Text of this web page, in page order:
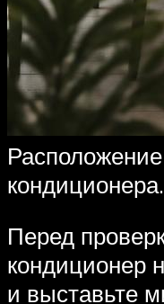
кондиционера.
Перед
кондиционер
и выставьте